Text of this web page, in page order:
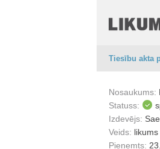
Tiesību akta
Nosaukums:
Statuss:
Izdevējs:
Veids: likums
Pieņemts: